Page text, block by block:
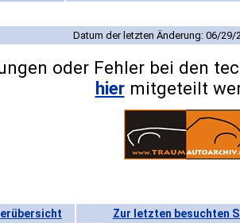
Datum der letzten Änderung: 06/29/
oder Fehler bei den
hiermitgeteilt
Zur letzten besuchten